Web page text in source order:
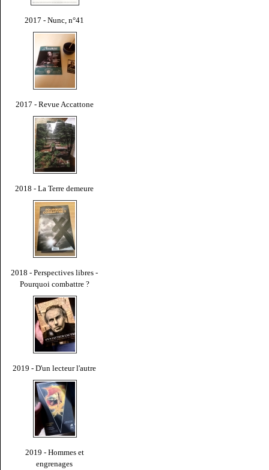
2017 - Nunc, n°41
2017 - Revue Accattone
2018 - La Terre demeure
2018 - Perspectives libres -
Pourquoi combattre ?
2019 - D'un lecteur l'autre
2019 - Hommes et
engrenages